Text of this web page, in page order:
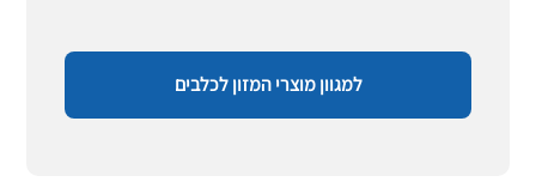
למגוון מוצרי המזון לכלבים